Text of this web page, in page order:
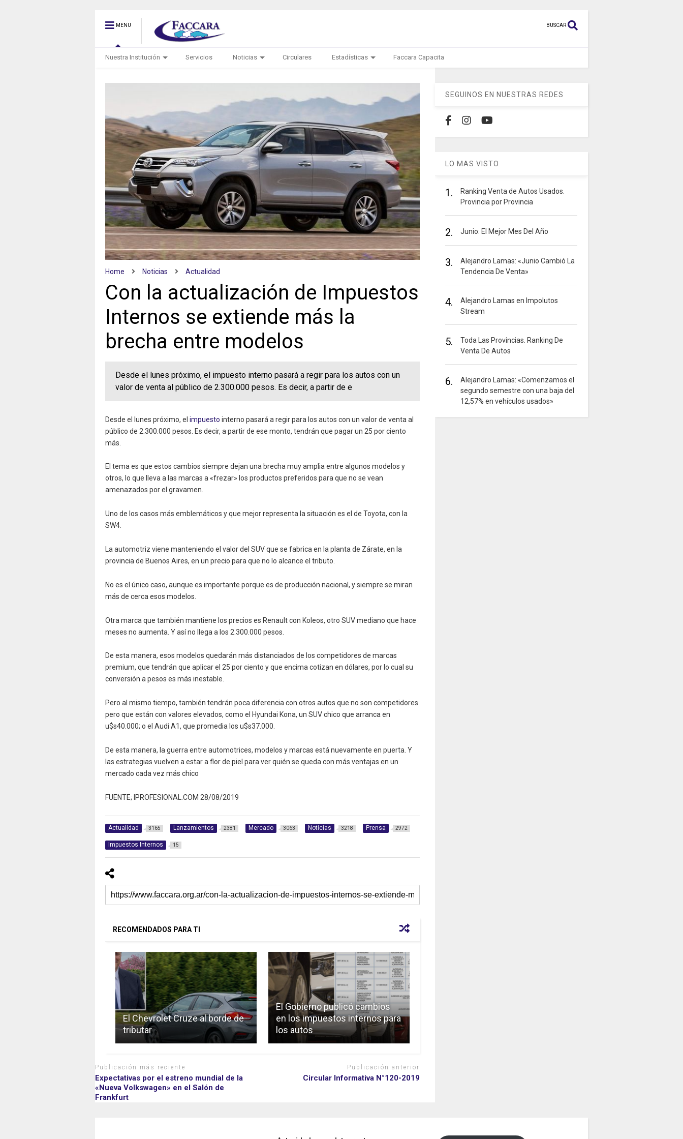
MENU BUSCAR
Nuestra Institución Servicios Noticias Circulares Estadísticas Faccara Capacita
Home Noticias Actualidad
Con la actualización de Impuestos
Internos se extiende más la
brecha entre modelos
Desde el lunes próximo, el impuesto interno pasará a regir para los autos con un
valor de venta al público de 2.300.000 pesos. Es decir, a partir de e
Desde el lunes próximo, el impuesto interno pasará a regir para los autos con un valor de venta al
público de 2.300.000 pesos. Es decir, a partir de ese monto, tendrán que pagar un 25 por ciento
más.
El tema es que estos cambios siempre dejan una brecha muy amplia entre algunos modelos y
otros, lo que lleva a las marcas a «frezar» los productos preferidos para que no se vean
amenazados por el gravamen.
Uno de los casos más emblemáticos y que mejor representa la situación es el de Toyota, con la
SW4.
La automotriz viene manteniendo el valor del SUV que se fabrica en la planta de Zárate, en la
provincia de Buenos Aires, en un precio para que no lo alcance el tributo.
No es el único caso, aunque es importante porque es de producción nacional, y siempre se miran
más de cerca esos modelos.
Otra marca que también mantiene los precios es Renault con Koleos, otro SUV mediano que hace
meses no aumenta. Y así no llega a los 2.300.000 pesos.
De esta manera, esos modelos quedarán más distanciados de los competidores de marcas
premium, que tendrán que aplicar el 25 por ciento y que encima cotizan en dólares, por lo cual su
conversión a pesos es más inestable.
Pero al mismo tiempo, también tendrán poca diferencia con otros autos que no son competidores
pero que están con valores elevados, como el Hyundai Kona, un SUV chico que arranca en
u$s40.000; o el Audi A1, que promedia los u$s37.000.
De esta manera, la guerra entre automotrices, modelos y marcas está nuevamente en puerta. Y
las estrategias vuelven a estar a flor de piel para ver quién se queda con más ventajas en un
mercado cada vez más chico
FUENTE; IPROFESIONAL.COM 28/08/2019
Actualidad 3165 Lanzamientos 2381 Mercado 3063 Noticias 3218 Prensa 2972
Impuestos Internos 15
RECOMENDADOS PARA TI
El Chevrolet Cruze al borde de
tributar
El Gobierno publicó cambios
en los impuestos internos para
los autos
Publicación más reciente
Expectativas por el estreno mundial de la
«Nueva Volkswagen» en el Salón de
Frankfurt
Publicación anterior
Circular Informativa N°120-2019
SEGUINOS EN NUESTRAS REDES
LO MAS VISTO
1.
Ranking Venta de Autos Usados.
Provincia por Provincia
2. Junio: El Mejor Mes Del Año
3.
Alejandro Lamas: «Junio Cambió La
Tendencia De Venta»
4.
Alejandro Lamas en Impolutos
Stream
5.
Toda Las Provincias. Ranking De
Venta De Autos
6.
Alejandro Lamas: «Comenzamos el
segundo semestre con una baja del
12,57% en vehículos usados»